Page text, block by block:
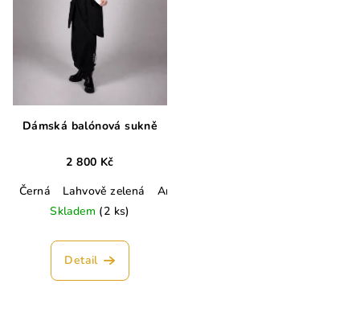
Dámská balónová sukně
2 800 Kč
Černá
Lahvově zelená
Army zelená
Skladem (2 ks)
Detail